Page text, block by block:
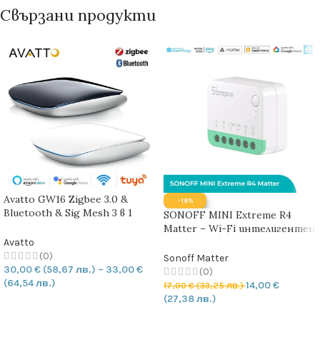
Свързани продукти
Avatto GW16 Zigbee 3.0 &
Bluetooth & Sig Mesh 3 в 1
Zigbee 3.0 & BLE & Sig Mesh)
Avatto
(0)
30,00€ (58,67 лв.) – 33,00€
(64,54 лв.)
-18%
SONOFF MINI Extreme R4
Matter – Wi-Fi интелигентен
Sonoff Matter
(0)
17,00€(33,25 лв.)14,00€
(27,38 лв.)